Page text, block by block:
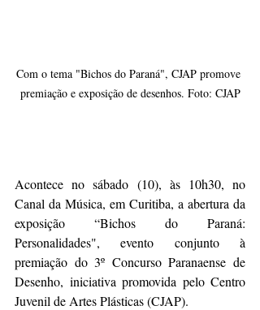
Com o tema "Bichos do Paraná", CJAP promove
premiação e exposição de desenhos. Foto: CJAP
Acontece no sábado (10), às 10h30, no
Canal da Música, em Curitiba, a abertura da
exposição “Bichos do Paraná:
Personalidades", evento conjunto à
premiação do 3º Concurso Paranaense de
Desenho, iniciativa promovida pelo Centro
Juvenil de Artes Plásticas (CJAP).